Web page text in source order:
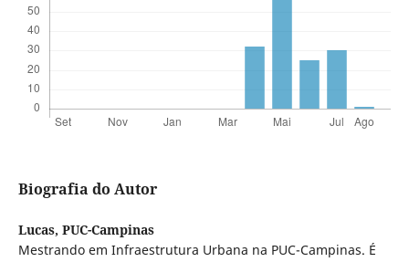
Biografia do Autor
Lucas, PUC-Campinas
Mestrando em Infraestrutura Urbana na PUC-Campinas. É